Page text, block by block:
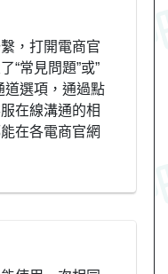
，打開電商官
“常見問題”或”
道選項，通過點
在線溝通的相
在各電商官網